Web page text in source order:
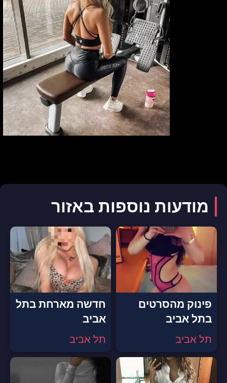
מודעות נוספות באזור
פינוק מהסרטים
בתל אביב
תל אביב
חדשה מארחת בתל
אביב
תל אביב